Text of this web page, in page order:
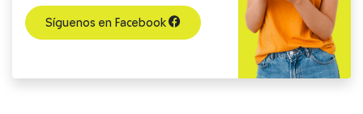
Síguenos en Facebook